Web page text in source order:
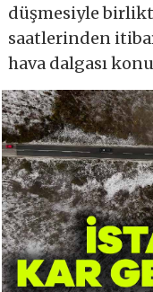
düşmesiyle
saatlerinden
hava dalgası